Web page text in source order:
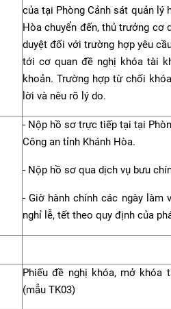
của tại Phòng Cảnh sát quản lý
Hòa chuyển đến, thủ trưởng cơ
duyệt đối với trường hợp yêu
tới cơ quan đề nghị khóa tài
khoản. Trường hợp từ chối
lời và nêu rõ lý do.
- Nộp hồ sơ trực tiếp tại tại
Công an tỉnh Khánh Hòa.
- Nộp hồ sơ qua dịch vụ bưu
- Giờ hành chính các ngày
nghỉ lễ, tết theo quy định của
Phiếu đề nghị khóa, mở
(mẫu TK03)